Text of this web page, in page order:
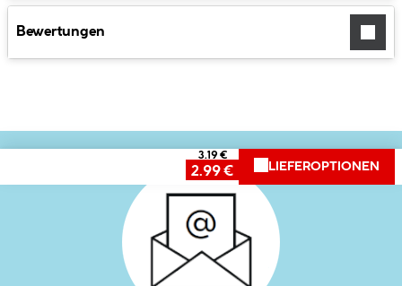
Bewertungen
3.19 €
2.99 € LIEFEROPTIONEN